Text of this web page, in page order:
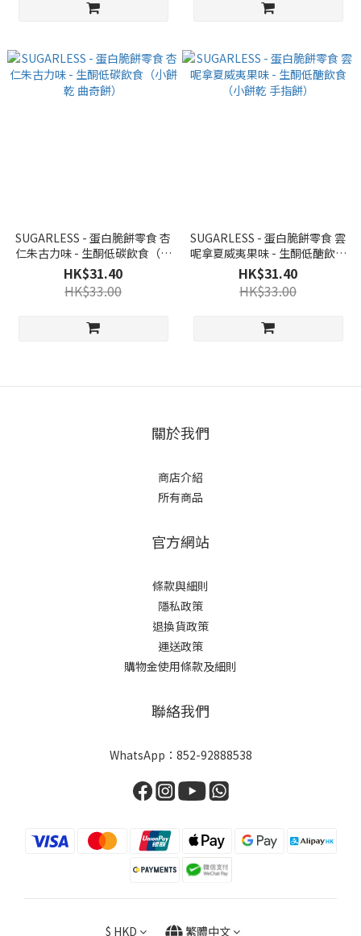
SUGARLESS - 蛋白脆餅零食 杏
仁朱古力味 - 生酮低碳飲食（小
餅乾 曲奇餅）
HK$31.40
HK$33.00
SUGARLESS - 蛋白脆餅零食 雲
呢拿夏威夷果味 - 生酮低醣飲食
（小餅乾 手指餅）
HK$31.40
HK$33.00
關於我們
商店介紹
所有商品
官方網站
條款與細則
隱私政策
退換貨政策
運送政策
購物金使用條款及細則
聯絡我們
WhatsApp： 852-92888538
$ HKD 繁體中文